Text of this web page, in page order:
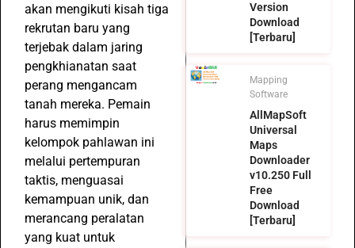
akan mengikuti kisah tiga
rekrutan baru yang
terjebak dalam jaring
pengkhianatan saat
perang mengancam
tanah mereka. Pemain
harus memimpin
kelompok pahlawan ini
melalui pertempuran
taktis, menguasai
kemampuan unik, dan
merancang peralatan
yang kuat untuk
Version
Download
[Terbaru]
Mapping
Software
AllMapSoft
Universal
Maps
Downloader
v10.250 Full
Free
Download
[Terbaru]